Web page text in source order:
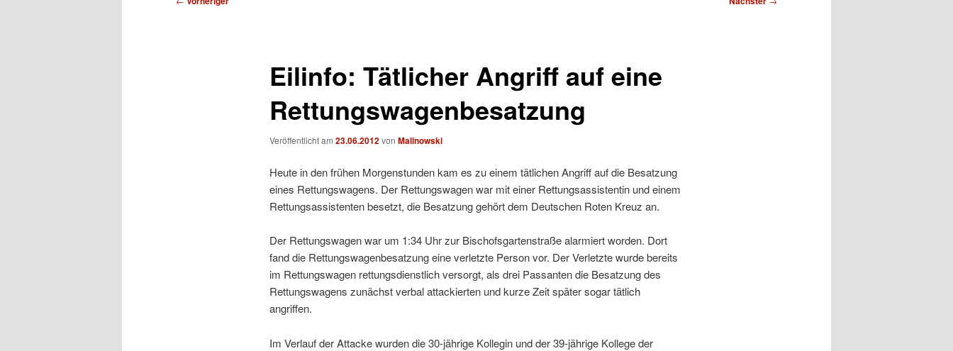
Eilinfo: Tätlicher Angriff auf eine
Rettungswagenbesatzung
Veröffentlicht am 23.06.2012von Malinowski
Heute in den frühen Morgenstunden kam es zu einem tätlichen Angriff auf die Besatzung
eines Rettungswagens. Der Rettungswagen war mit einer Rettungsassistentin und einem
Rettungsassistenten besetzt, die Besatzung gehört dem Deutschen Roten Kreuz an.
Der Rettungswagen war um 1:34 Uhr zur Bischofsgartenstraße alarmiert worden. Dort
fand die Rettungswagenbesatzung eine verletzte Person vor. Der Verletzte wurde bereits
im Rettungswagen rettungsdienstlich versorgt, als drei Passanten die Besatzung des
Rettungswagens zunächst verbal attackierten und kurze Zeit später sogar tätlich
angriffen.
Im Verlauf der Attacke wurden die 30-jährige Kollegin und der 39-jährige Kollege der